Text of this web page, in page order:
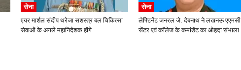
सेना
एयर मार्शल संदीप थरेजा सशस्त्र बल चिकित्सा
सेवाओं के अगले महानिदेशक होंगे
सेना
लेफ्टिनेंट जनरल जे. देबनाथ ने लखनऊ एएमसी
सेंटर एवं कॉलेज के कमांडेंट का ओहदा संभाला